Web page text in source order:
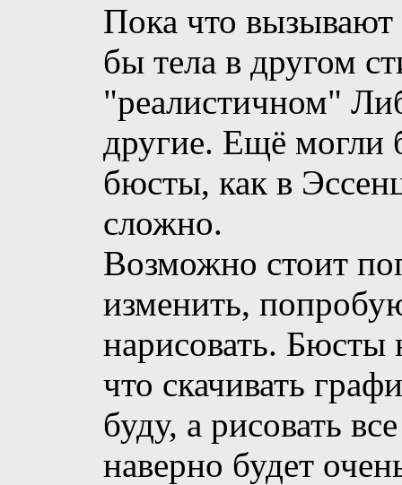
Пока что
бы тела в другом
"реалистичном"
другие. Ещё могли
бюсты, как в
сложно.
Возможно стоит
изменить,
нарисовать. Бюсты
что скачивать
буду, а рисовать
наверно будет